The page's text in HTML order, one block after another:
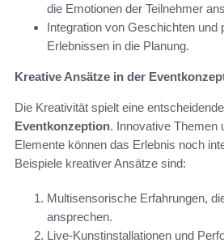
die Emotionen der Teilnehmer
Integration von Geschichten und
Erlebnissen in die Planung.
Kreative Ansätze in der
Die Kreativität spielt eine
Eventkonzeption. Innovative Themen
Elemente können das Erlebnis noch
Beispiele kreativer Ansätze sind:
Multisensorische Erfahrungen,
ansprechen.
Live-Kunstinstallationen und